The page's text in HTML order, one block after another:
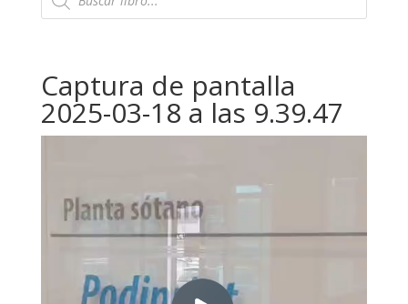
productos
Captura de pantalla
2025-03-18 a las 9.39.47